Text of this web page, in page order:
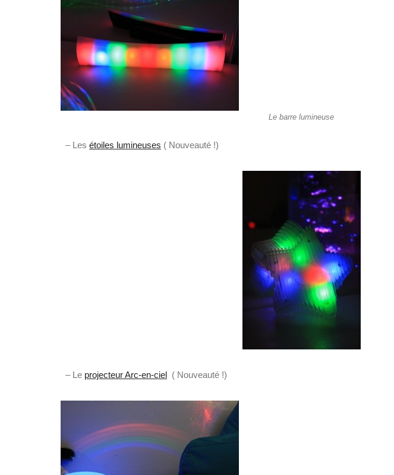
Le barre lumineuse
– Les étoiles lumineuses ( Nouveauté !)
– Le projecteur Arc-en-ciel ( Nouveauté !)